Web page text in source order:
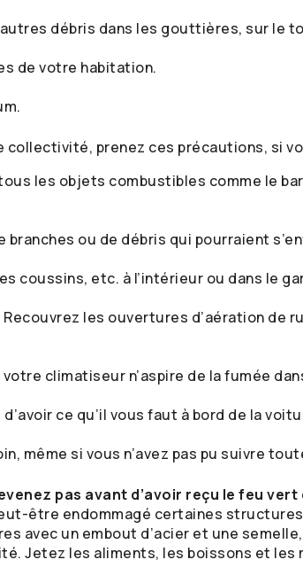
débris dans les gouttières, sur le
de votre habitation.
collectivité, prenez ces précautions, si
les objets combustibles comme le
branches ou de débris qui pourraient
coussins, etc. à l’intérieur ou dans le
les ouvertures d’aération de
climatiseur n’aspire de la fumée
ce qu’il vous faut à bord de la
même si vous n’avez pas pu suivre
pas avant d’avoir reçu le feu
être endommagé certaines
avec un embout d’acier et une
Jetez les aliments, les boissons et les